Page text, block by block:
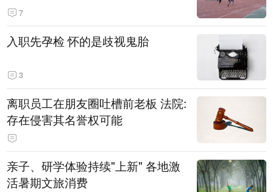
7
入职先孕检 怀的是歧视鬼胎
3
离职员工在朋友圈吐槽前老板 法院:
存在侵害其名誉权可能
亲子、研学体验持续"上新" 各地激
活暑期文旅消费